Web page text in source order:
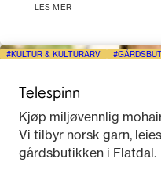
LES MER
KULTUR & KULTURARV
Telespinn
Kjøp miljøvennlig
Vi tilbyr norsk garn,
gårdsbutikken i Flatdal.